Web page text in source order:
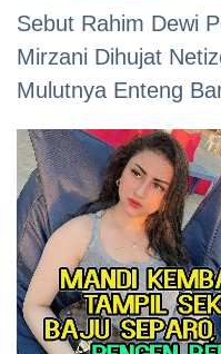
Sebut Rahim Dewi
Mirzani Dihujat
Mulutnya Enteng